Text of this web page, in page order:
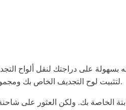
على دراجتك لنقل ألواح
لتثبيت لوح التجديف الخاص بك ومجموعة من العجلات الكبيرة التي يمكن أن تسير بسهولة عبر التضاريس الرملية.
الخاصة بك. ولكن العثور على